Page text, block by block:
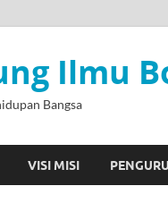
Ilmu
Bangsa
VISI MISI